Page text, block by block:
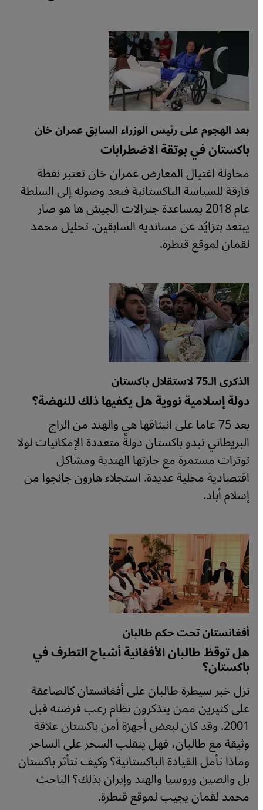
بعد الهجوم على رئيس الوزراء السابق عمران خان
باكستان في بوتقة الاضطرابات
محاولة اغتيال المعارض عمران خان تعتبر نقطة
فارقة للسياسة الباكستانية فبعد وصوله إلى السلطة
عام 2018 بمساعدة جنرالات الجيش ها هو صار
يبتعد بتزايُد عن مسانديه السابقين. تحليل محمد
لقمان لموقع قنطرة.
الذكرى الـ75 لاستقلال باكستان
دولة إسلامية نووية هل يكفيها ذلك للنهضة؟
بعد 75 عاما على انبثاقها هي والهند من الراج
البريطاني تبدو باكستان دولةً متعددة الإمكانيات لولا
توترات مستمرة مع جارتها الهندية ومشاكل
اقتصادية محلية عديدة. استجلاء هارون جانجوا من
إسلام أباد.
أفغانستان تحت حكم طالبان
هل توقظ طالبان الأفغانية أشباح التطرف في
باكستان؟
نزل خبر سيطرة طالبان على أفغانستان كالصاعقة
على كثيرين ممن يتذكرون نظام رعب فرضته قبل
2001. وقد كان لبعض أجهزة أمن باكستان علاقة
وثيقة مع طالبان، فهل ينقلب السحر على الساحر
وماذا تأمل القيادة الباكستانية؟ وكيف تتأثر باكستان
بل والصين وروسيا والهند وإيران بذلك؟ الباحث
محمد لقمان يجيب لموقع قنطرة.